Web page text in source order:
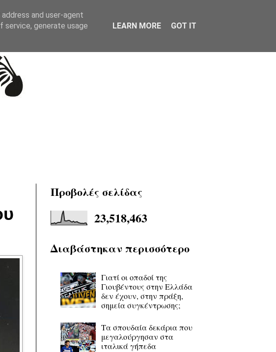
Προβολές σελίδας
23,518,463
Διαβάστηκαν περισσότερο
Γιατί οι οπαδοί της
Γιουβέντους στην Ελλάδα
δεν έχουν, στην πράξη,
σημεία συγκέντρωσης;
Τα σπουδαία δεκάρια που
μεγαλούργησαν στα
ιταλικά γήπεδα
and user-agent
service, generate usage
LEARN MORE GOT IT